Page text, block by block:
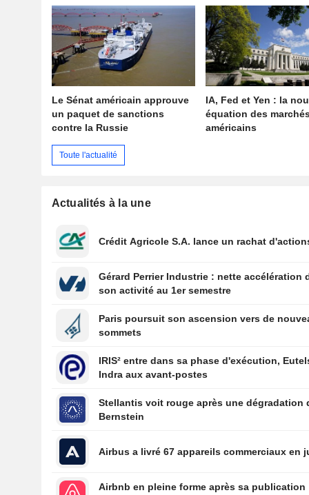
Le Sénat américain approuve
un paquet de sanctions
contre la Russie
IA, Fed et Yen : la
équation des
américains
Toute l'actualité
Actualités à la une
Crédit Agricole S.A. lance un rachat
Gérard Perrier Industrie : nette accélération
son activité au 1er semestre
Paris poursuit son ascension vers de
sommets
IRIS² entre dans sa phase d'exécution,
Indra aux avant-postes
Stellantis voit rouge après une dégradation
Bernstein
Airbus a livré 67 appareils commerciaux en
Airbnb en pleine forme après sa publication